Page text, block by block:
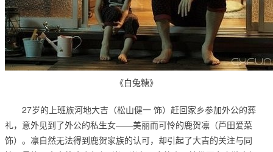
《白兔糖》
27岁的上班族河地大吉（松山健一 饰）赶回家乡参加外公的葬
礼，意外见到了外公的私生女——美丽而可怜的鹿贺凛（芦田爱菜
饰）。凛自然无法得到鹿贺家族的认可，却引起了大吉的关注与同